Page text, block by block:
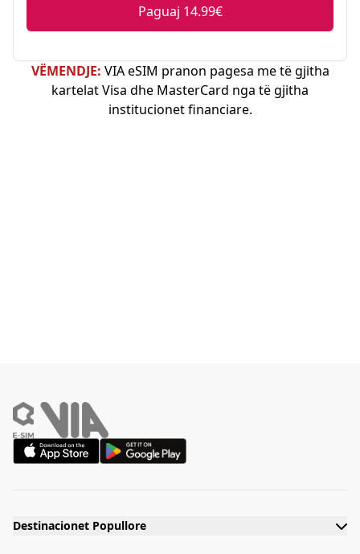
Paguaj 14.99€
VËMENDJE: VIA eSIM pranon pagesa me të gjitha
kartelat Visa dhe MasterCard nga të gjitha
institucionet financiare.
Destinacionet Popullore